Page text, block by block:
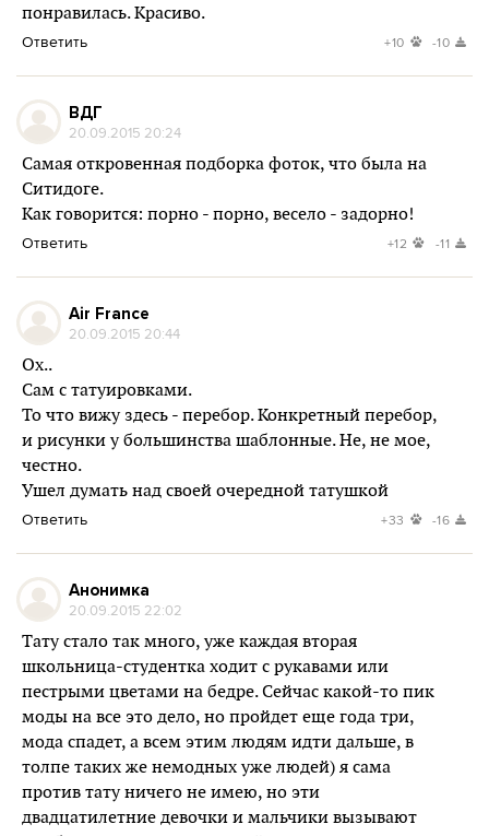
понравилась. Красиво.
Ответить +10 -10
ВДГ
20.09.2015 20:24
Самая откровенная подборка фоток, что была на
Ситидоге.
Как говорится: порно - порно, весело - задорно!
Ответить +12 -11
Air France
20.09.2015 20:44
Ох..
Сам с татуировками.
То что вижу здесь - перебор. Конкретный перебор,
и рисунки у большинства шаблонные. Не, не мое,
честно.
Ушел думать над своей очередной татушкой
Ответить +33 -16
Анонимка
20.09.2015 22:02
Тату стало так много, уже каждая вторая
школьница-студентка ходит с рукавами или
пестрыми цветами на бедре. Сейчас какой-то пик
моды на все это дело, но пройдет еще года три,
мода спадет, а всем этим людям идти дальше, в
толпе таких же немодных уже людей) я сама
против тату ничего не имею, но эти
двадцатилетние девочки и мальчики вызывают